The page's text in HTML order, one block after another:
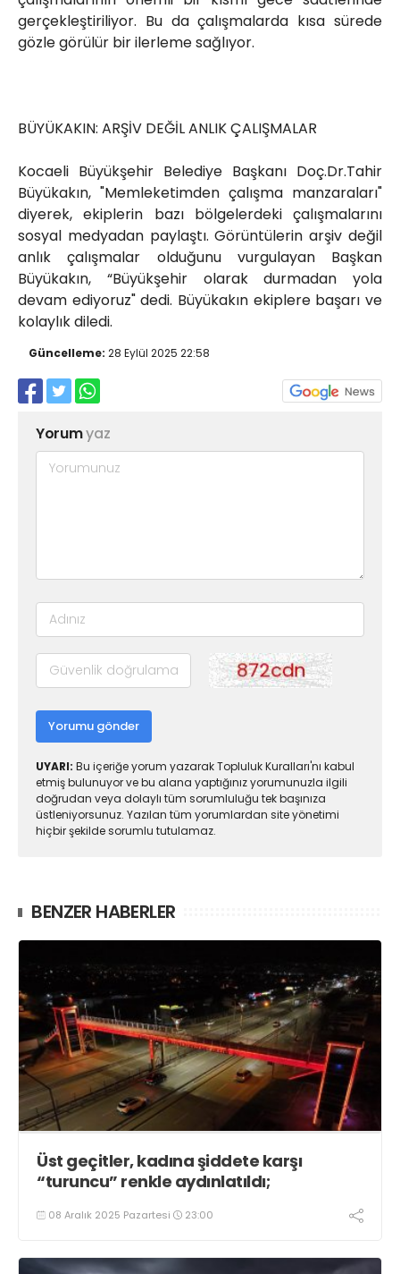
gerçekleştiriliyor. Bu da çalışmalarda kısa sürede
gözle görülür bir ilerleme sağlıyor.
BÜYÜKAKIN: ARŞİV DEĞİL ANLIK ÇALIŞMALAR
Kocaeli Büyükşehir Belediye Başkanı Doç.Dr.Tahir
Büyükakın, "Memleketimden çalışma manzaraları"
diyerek, ekiplerin bazı bölgelerdeki çalışmalarını
sosyal medyadan paylaştı. Görüntülerin arşiv değil
anlık çalışmalar olduğunu vurgulayan Başkan
Büyükakın, “Büyükşehir olarak durmadan yola
devam ediyoruz" dedi. Büyükakın ekiplere başarı ve
kolaylık diledi.
Güncelleme: 28 Eylül 2025 22:58
Yorumyaz
Yorumu gönder
UYARI: Bu içeriğe yorum yazarak Topluluk Kuralları'nı kabul
etmiş bulunuyor ve bu alana yaptığınız yorumunuzla ilgili
doğrudan veya dolaylı tüm sorumluluğu tek başınıza
üstleniyorsunuz. Yazılan tüm yorumlardan site yönetimi
hiçbir şekilde sorumlu tutulamaz.
BENZER HABERLER
Üst geçitler, kadına şiddete karşı
“turuncu” renkle aydınlatıldı;
08 Aralık 2025 Pazartesi 23:00